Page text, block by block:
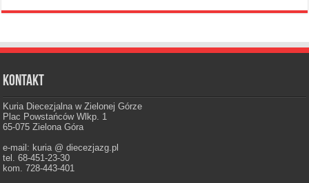
Kontakt
Kuria Diecezjalna w Zielonej Górze
Plac Powstańców Wlkp. 1
65-075 Zielona Góra
e-mail: kuria @ diecezjazg.pl
tel. 68-451-23-30
kom. 728-443-401